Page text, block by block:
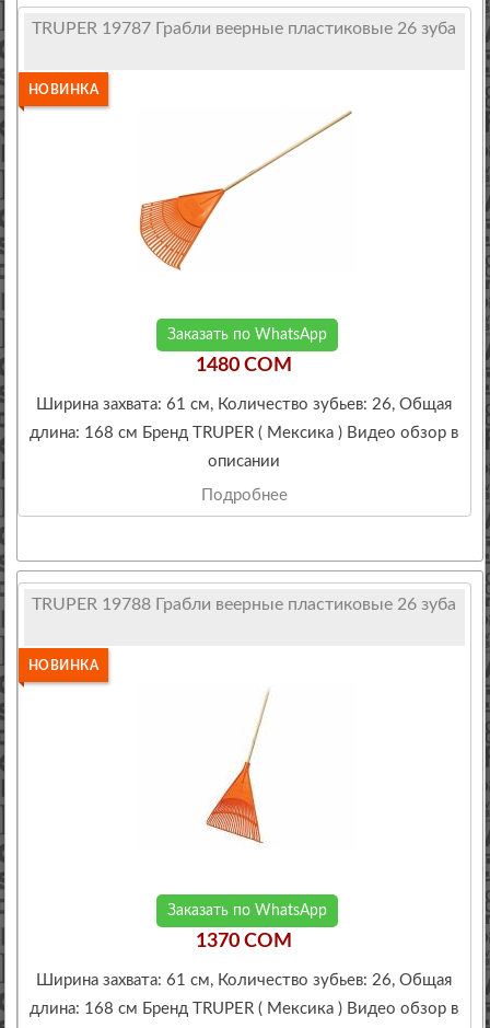
TRUPER 19787 Грабли веерные пластиковые 26 зуба
НОВИНКА
Заказать по WhatsApp
1480 COM
Ширина захвата: 61 см, Количество зубьев: 26, Общая
длина: 168 см Бренд TRUPER ( Мексика ) Видео обзор в
описании
Подробнее
TRUPER 19788 Грабли веерные пластиковые 26 зуба
НОВИНКА
Заказать по WhatsApp
1370 COM
Ширина захвата: 61 см, Количество зубьев: 26, Общая
длина: 168 см Бренд TRUPER ( Мексика ) Видео обзор в